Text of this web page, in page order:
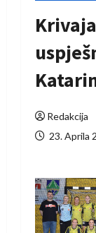
Krivaja
Redakcija
23. Aprila